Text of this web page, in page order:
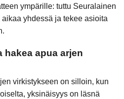
ympärille: tuttu Seuralainen
yhdessä ja tekee asioita
hakea apua arjen
virkistykseen on silloin, kun
yksinäisyys on läsnä